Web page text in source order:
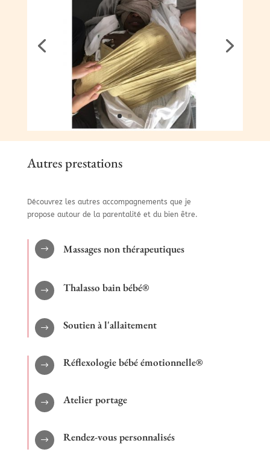
Autres prestations
Découvrez les autres accompagnements que je
propose autour de la parentalité et du bien être.
$ Massages non thérapeutiques
$ Thalasso bain bébé®
$ Soutien à l'allaitement
$ Réflexologie bébé émotionnelle®
$ Atelier portage
$ Rendez-vous personnalisés